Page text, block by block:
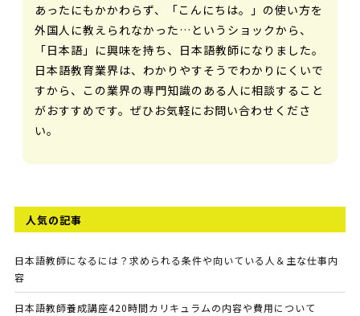
あったにもかかわらず、「こんにちは。」の使い方を
外国人に教えられなかった…というショックから、
「日本語」に興味を持ち、日本語教師になりました。
日本語教育業界は、わかりやすそうでわかりにくいで
すから、この業界の専門知識のある人に相談すること
がおすすめです。ぜひお気軽にお問い合わせくださ
い。
人気の記事
日本語教師になるには？求められる条件や向いている人＆主な仕事内
容
日本語教師養成講座420時間カリキュラムの内容や費用について